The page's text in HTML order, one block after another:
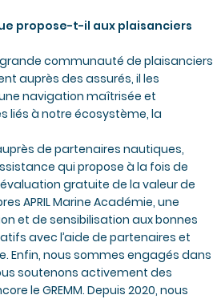
propose-t-il aux plaisanciers
grande communauté de plaisanciers
auprès des assurés, il les
navigation maîtrisée et
liés à notre écosystème, la
de partenaires nautiques,
qui propose à la fois de
gratuite de la valeur de
APRIL Marine Académie, une
et de sensibilisation aux bonnes
avec l’aide de partenaires et
Enfin, nous sommes engagés dans
soutenons activement des
le GREMM. Depuis 2020, nous